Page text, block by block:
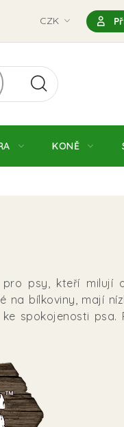
Magazín
CZK
KONĚ
psy, kteří milují
na bílkoviny, mají
spokojenosti psa.